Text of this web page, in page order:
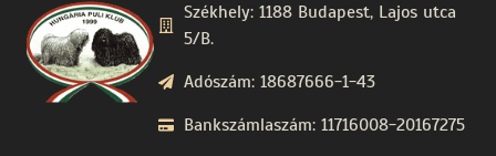
Székhely: 1188 Budapest, Lajos utca
5/B.
Adószám: 18687666-1-43
Bankszámlaszám: 11716008-20167275